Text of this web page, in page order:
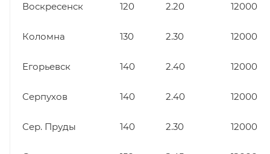
Воскресенск 120 2.20 12000
Коломна 130 2.30 12000
Егорьевск 140 2.40 12000
Серпухов 140 2.40 12000
Сер. Пруды 140 2.30 12000